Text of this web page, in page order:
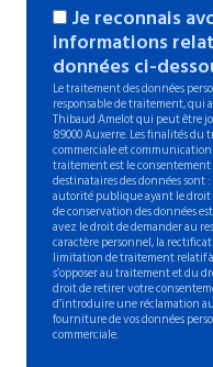
Je reconnais
informations
données ci-
Le traitement des données
responsable de traitement, qui
Thibaud Amelot qui peut être
89000 Auxerre. Les finalités
commerciale et
traitement est le consentement
destinataires des données
autorité publique ayant le droit
de conservation des données
avez le droit de demander au
caractère personnel, la
limitation de traitement relatif
s’opposer au traitement et du
droit de retirer votre
d’introduire une réclamation
fourniture de vos données
commerciale.